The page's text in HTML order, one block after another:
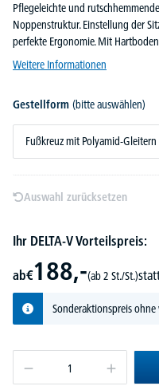
Pflegeleichte und
Noppenstruktur. Einstellung der
perfekte Ergonomie. Mit
Weitere Informationen
Gestellform (bitte auswählen)
Fußkreuz mit Polyamid-
Auswahl zurücksetzen
Ihr DELTA-V Vorteilspreis:
ab€188,-(ab 2 St./St.)
Sonderaktionspreis